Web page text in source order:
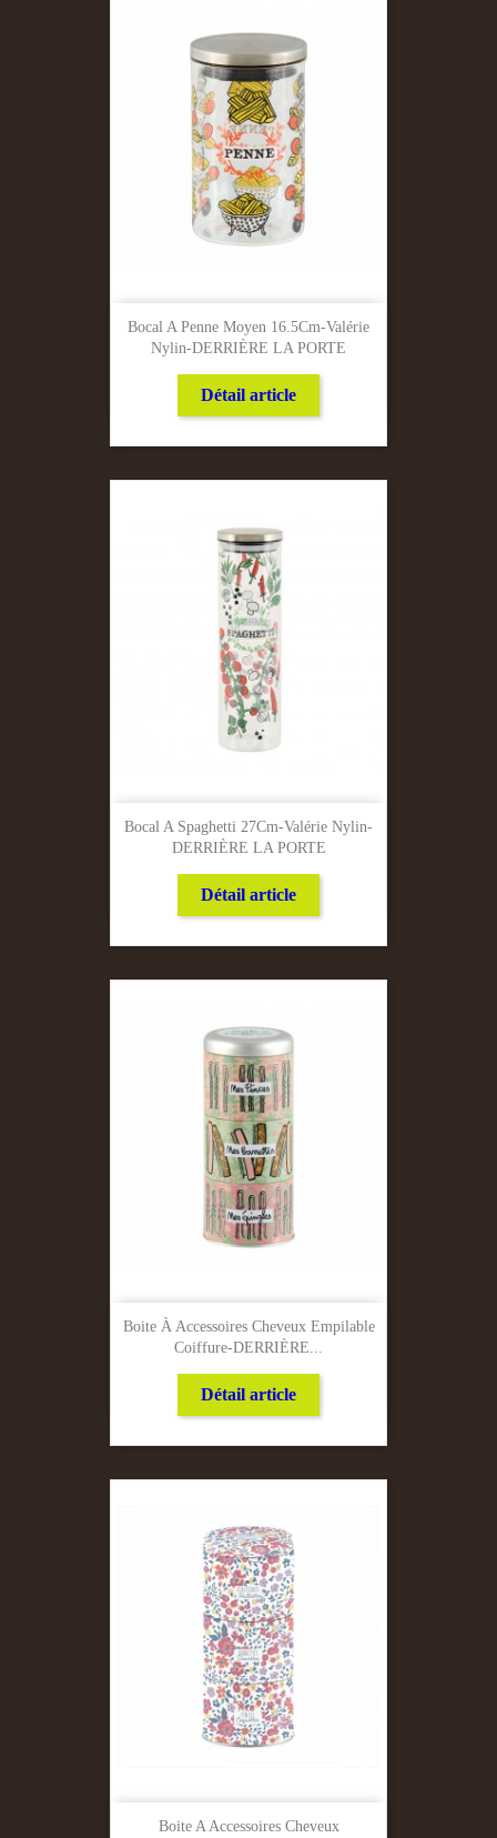
Bocal A Penne Moyen 16.5Cm-Valérie
Nylin-DERRIÈRE LA PORTE
Détail article
Bocal A Spaghetti 27Cm-Valérie Nylin-
DERRIÈRE LA PORTE
Détail article
Boite À Accessoires Cheveux Empilable
Coiffure-DERRIÈRE...
Détail article
Boite A Accessoires Cheveux